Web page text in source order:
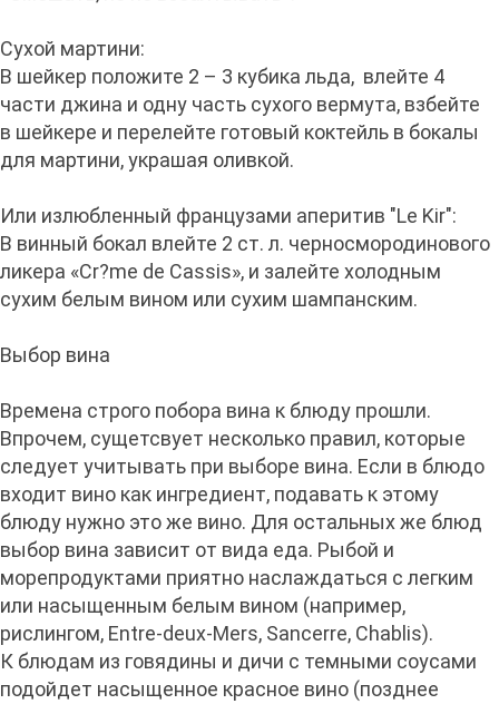
Сухой мартини:
В шейкер положите 2 – 3 кубика льда, влейте 4
части джина и одну часть сухого вермута, взбейте
в шейкере и перелейте готовый коктейль в бокалы
для мартини, украшая оливкой.
Или излюбленный французами аперитив "Le Kir":
В винный бокал влейте 2 ст. л. черносмородинового
ликера «Cr?me de Cassis», и залейте холодным
сухим белым вином или сухим шампанским.
Выбор вина
Времена строго побора вина к блюду прошли.
Впрочем, сущетсвует несколько правил, которые
следует учитывать при выборе вина. Если в блюдо
входит вино как ингредиент, подавать к этому
блюду нужно это же вино. Для остальных же блюд
выбор вина зависит от вида еда. Рыбой и
морепродуктами приятно наслаждаться с легким
или насыщенным белым вином (например,
рислингом, Entre-deux-Mers, Sancerre, Chablis).
К блюдам из говядины и дичи с темными соусами
подойдет насыщенное красное вино (позднее